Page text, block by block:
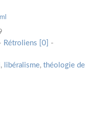
Rétroliens [0]
-
, libéralisme, théologie de